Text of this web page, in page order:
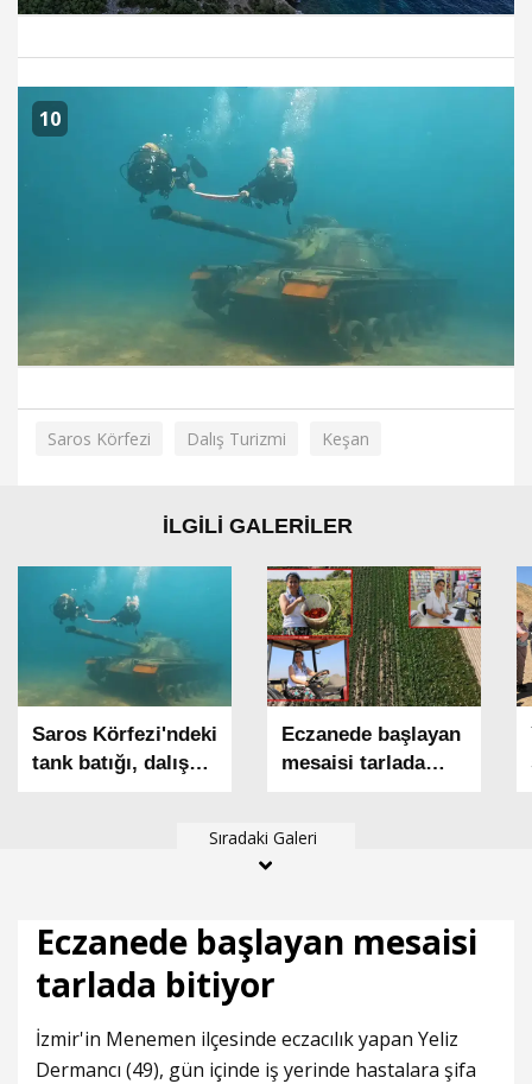
10
Saros Körfezi Dalış Turizmi Keşan
İLGİLİ GALERİLER
Sıradaki Galeri
Saros Körfezi'ndeki
tank batığı, dalış
Eczanede başlayan
mesaisi tarlada
Eczanede başlayan mesaisi
tarlada bitiyor
İzmir'in Menemen ilçesinde eczacılık yapan Yeliz
Dermancı (49), gün içinde iş yerinde hastalara şifa